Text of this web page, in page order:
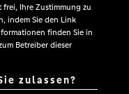
Ihre Zustimmung zu
indem Sie den Link
finden Sie in
Betreiber dieser
zulassen?